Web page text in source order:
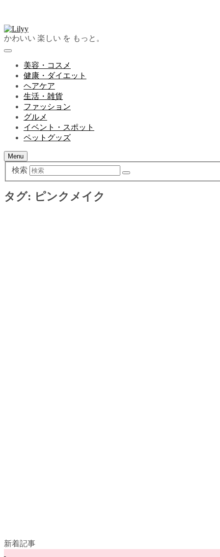
かわいい 楽しい を もっと。
美容・コスメ
健康・ダイエット
ヘアケア
生活・雑貨
ファッション
グルメ
イベント・スポット
ペットグッズ
Menu
検索
タグ: ピンクメイク
新着記事